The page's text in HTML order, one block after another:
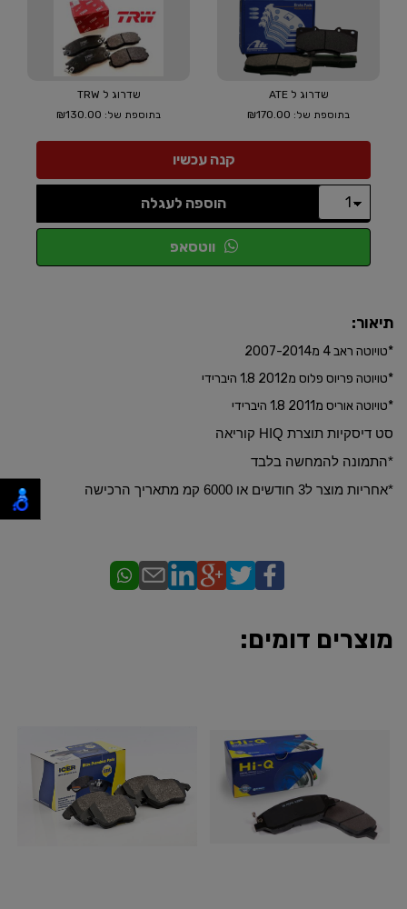
שדרוג ל ATE
בתוספת של: ₪170.00
שדרוג ל TRW
בתוספת של: ₪130.00
הוספה לעגלה
ווטסאפ
תיאור:
*טויוטה ראב 4 מ2007-2014
*טויוטה פריוס פלוס מ2012 1.8 היברידי
*טויוטה אוריס מ2011 1.8 היברידי
סט דיסקיות תוצרת HIQ קוריאה
*התמונה להמחשה בלבד
​*אחריות מוצר ל3 חודשים או 6000 קמ מתאריך הרכישה
מוצרים דומים: